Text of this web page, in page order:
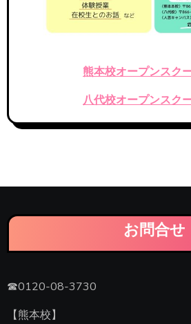
熊本校オープンスク
八代校オープンスク
お問合せ
☎0120-08-3730
【熊本校】